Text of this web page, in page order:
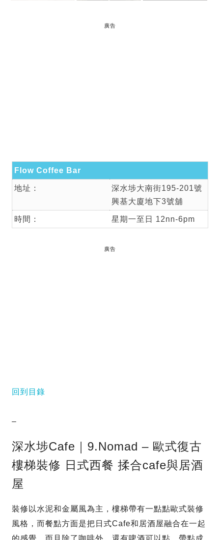
廣告
Flow Coffee Bar
地址：
深水埗大南街195-201號
興基大廈地下3號舖
時間： 星期一至日 12nn-6pm
廣告
回到目錄
–
深水埗Cafe｜9.Nomad – 歐式復古
樓梯裝修 日式西餐 揉合cafe與居酒
屋
裝修以水泥和金屬風為主，樓梯帶有一點點歐式裝修
風格，而餐點方面是把日式Cafe和居酒屋融合在一起